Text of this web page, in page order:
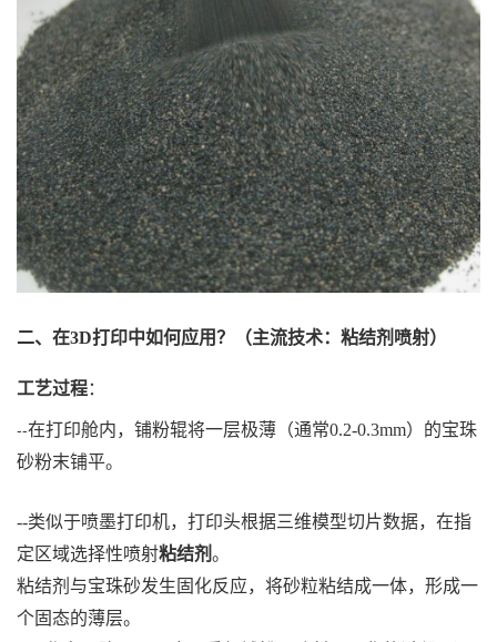
二、在3D打印中如何应用？（主流技术：粘结剂喷射）
工艺过程：
--在打印舱内，铺粉辊将一层极薄（通常0.2-0.3mm）的宝珠
砂粉末铺平。
--类似于喷墨打印机，打印头根据三维模型切片数据，在指
定区域选择性喷射粘结剂。
粘结剂与宝珠砂发生固化反应，将砂粒粘结成一体，形成一
个固态的薄层。